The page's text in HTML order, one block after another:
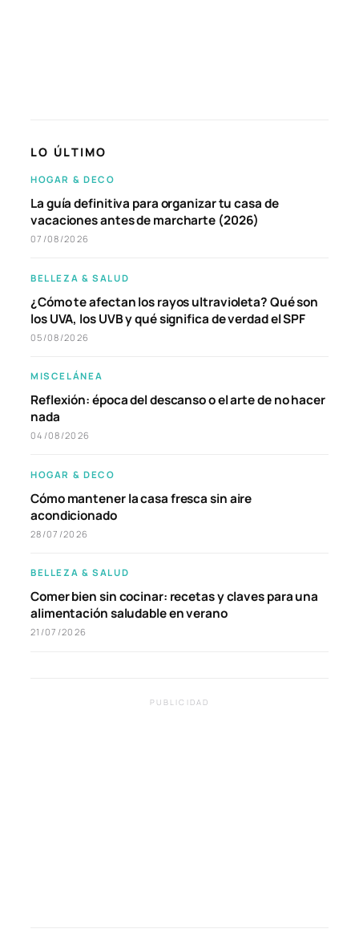
LO ÚLTIMO
HOGAR & DECO
La guía definitiva para organizar tu casa de
vacaciones antes de marcharte (2026)
07/08/2026
BELLEZA & SALUD
¿Cómo te afectan los rayos ultravioleta? Qué son
los UVA, los UVB y qué significa de verdad el SPF
05/08/2026
MISCELÁNEA
Reflexión: época del descanso o el arte de no hacer
nada
04/08/2026
HOGAR & DECO
Cómo mantener la casa fresca sin aire
acondicionado
28/07/2026
BELLEZA & SALUD
Comer bien sin cocinar: recetas y claves para una
alimentación saludable en verano
21/07/2026
PUBLICIDAD